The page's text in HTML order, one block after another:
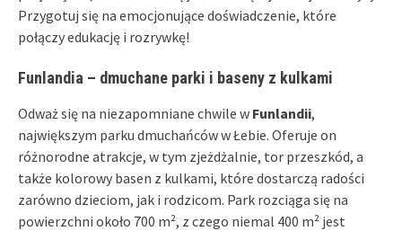
Przygotuj się na emocjonujące doświadczenie, które
połączy edukację i rozrywkę!
Funlandia – dmuchane parki i baseny z kulkami
Odważ się na niezapomniane chwile w Funlandii,
największym parku dmuchańców w Łebie. Oferuje on
różnorodne atrakcje, w tym zjeżdżalnie, tor przeszkód, a
także kolorowy basen z kulkami, które dostarczą radości
zarówno dzieciom, jak i rodzicom. Park rozciąga się na
powierzchni około 700 m², z czego niemal 400 m² jest